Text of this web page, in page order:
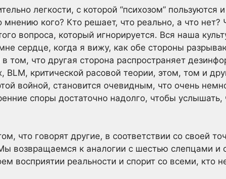
легкости, с которой “психозом” пользуются
мнению кого? Кто решает, что реально, а что нет?
вопроса, который игнорируется. Вся наша
сердце, когда я вижу, как обе стороны
том, что другая сторона распространяет
BLM, критической расовой теории, этом, том и
войной, становится очевидным, что очень
споры достаточно надолго, чтобы услышать,
что говорят другие, в соответствии со своей
Мы возвращаемся к аналогии с шестью слепцами и
восприятии реальности и спорит со всеми, кто